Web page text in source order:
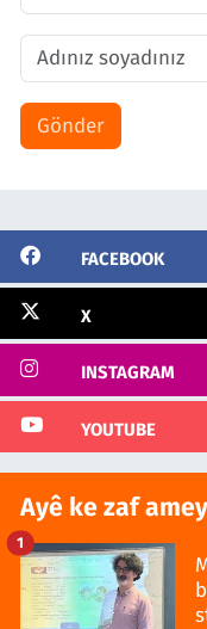
Gönder
FACEBOOK
X
INSTAGRAM
YOUTUBE
Ayê ke zaf
1